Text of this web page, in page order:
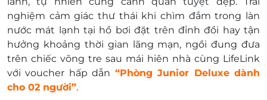
ngủ chung giường với bố mẹ-Phụ thu
450.000vnd/trẻ/đêm nếu dùng giường phụ
12 – 13 tuổi: phụ thu 550.000 vnđ/ trẻ/ đêm,
có giường phụ riêng
Từ 14 tuổi trở lên: Tính như người lớn, phí kê
giường phụ 650.000 vnđ/ khách/đêm.
Phụ thu:
nghiệm cảm giác thư thái khi chìm đắm trong làn
nước mát lạnh tại hồ bơi đặt trên đỉnh đồi hay tận
hưởng khoảng thời gian lãng mạn, ngồi đung đưa
trên chiếc võng tre sau mái hiên nhà cùng LifeLink
với voucher hấp dẫn “Phòng Junior Deluxe dành
cho 02 người”.